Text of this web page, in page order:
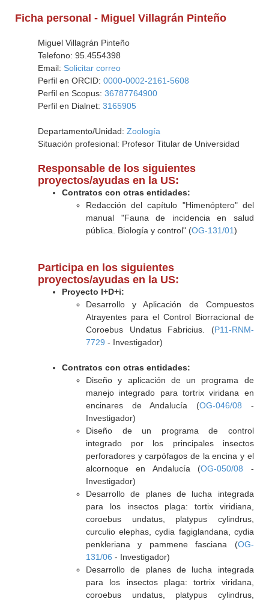
Ficha personal - Miguel Villagrán Pinteño
Miguel Villagrán Pinteño
Telefono: 95.4554398
Email: Solicitar correo
Perfil en ORCID: 0000-0002-2161-5608
Perfil en Scopus: 36787764900
Perfil en Dialnet: 3165905
Departamento/Unidad: Zoología
Situación profesional: Profesor Titular de Universidad
Responsable de los siguientes
proyectos/ayudas en la US:
Contratos con otras entidades:
Redacción del capítulo "Himenóptero" del
manual "Fauna de incidencia en salud
pública. Biología y control" (OG-131/01)
Participa en los siguientes
proyectos/ayudas en la US:
Proyecto I+D+i:
Desarrollo y Aplicación de Compuestos
Atrayentes para el Control Biorracional de
Coroebus Undatus Fabricius. (P11-RNM-
7729 - Investigador)
Contratos con otras entidades:
Diseño y aplicación de un programa de
manejo integrado para tortrix viridana en
encinares de Andalucía (OG-046/08 -
Investigador)
Diseño de un programa de control
integrado por los principales insectos
perforadores y carpófagos de la encina y el
alcornoque en Andalucía (OG-050/08 -
Investigador)
Desarrollo de planes de lucha integrada
para los insectos plaga: tortix viridiana,
coroebus undatus, platypus cylindrus,
curculio elephas, cydia fagiglandana, cydia
penkleriana y pammene fasciana (OG-
131/06 - Investigador)
Desarrollo de planes de lucha integrada
para los insectos plaga: tortrix viridana,
coroebus undatus, platypus cylindrus,